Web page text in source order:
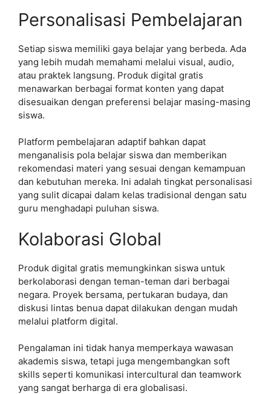
Personalisasi Pembelajaran
Setiap siswa memiliki gaya belajar yang berbeda. Ada
yang lebih mudah memahami melalui visual, audio,
atau praktek langsung. Produk digital gratis
menawarkan berbagai format konten yang dapat
disesuaikan dengan preferensi belajar masing-masing
siswa.
Platform pembelajaran adaptif bahkan dapat
menganalisis pola belajar siswa dan memberikan
rekomendasi materi yang sesuai dengan kemampuan
dan kebutuhan mereka. Ini adalah tingkat personalisasi
yang sulit dicapai dalam kelas tradisional dengan satu
guru menghadapi puluhan siswa.
Kolaborasi Global
Produk digital gratis memungkinkan siswa untuk
berkolaborasi dengan teman-teman dari berbagai
negara. Proyek bersama, pertukaran budaya, dan
diskusi lintas benua dapat dilakukan dengan mudah
melalui platform digital.
Pengalaman ini tidak hanya memperkaya wawasan
akademis siswa, tetapi juga mengembangkan soft
skills seperti komunikasi intercultural dan teamwork
yang sangat berharga di era globalisasi.